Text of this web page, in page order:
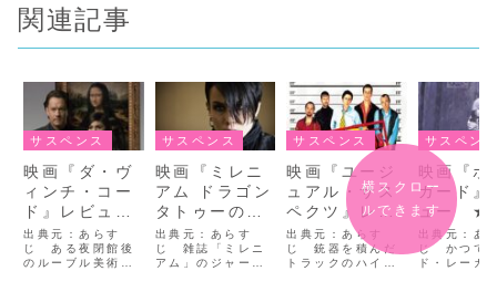
関連記事
サスペンス
映画『ダ・ヴ
ィンチ・コー
ド』レビュ
ー ★★★
出典元：あらす
じ ある夜閉館後
のルーブル美術館
サスペンス
映画『ミレニ
アム ドラゴン
タトゥーの
女』レビュ
ー
★★★☆
出典元：あらす
じ 雑誌「ミレニ
アム」のジャーナ
サスペンス
映画『ユージ
ュアル・サス
ペクツ』レビ
ュー
★★★☆
出典元：あらす
じ 銃器を積んだ
トラックのハイジ
サスペン
映画『ボ
ガード』
ュー
出典元：あ
じ かつて
ド・レーガ
横スクロー
ルできます